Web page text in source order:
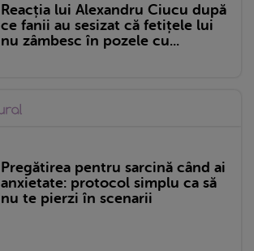
Reacția lui Alexandru Ciucu după
ce fanii au sesizat că fetițele lui
nu zâmbesc în pozele cu...
Pregătirea pentru sarcină când ai
anxietate: protocol simplu ca să
nu te pierzi în scenarii